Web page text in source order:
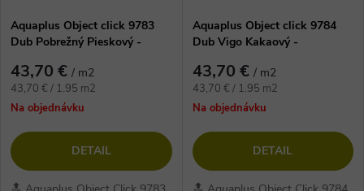
Aquaplus Object click 9783
Dub Pobrežný Pieskový -
43,70 € / m2
Jednotková
cena:
43,70 € / 1.95 m2
Na objednávku
DETAIL
Aquaplus Object click 9784
Dub Vigo Kakaový -
43,70 € / m2
Jednotková
cena:
43,70 € / 1.95 m2
Na objednávku
DETAIL